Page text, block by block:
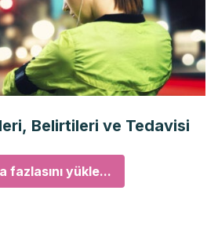
Belirtileri ve Tedavisi
fazlasını yükle...